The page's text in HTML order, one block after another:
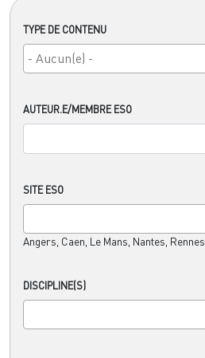
TYPE DE CONTENU
AUTEUR.E/MEMBRE ESO
SITE ESO
Angers, Caen, Le Mans, Nantes, Rennes
DISCIPLINE(S)